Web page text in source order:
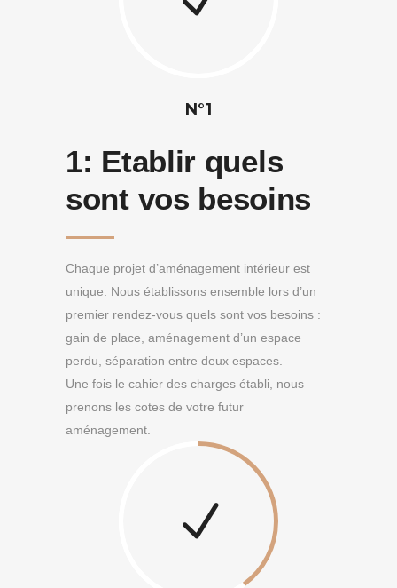
N°1
1: Etablir quels
sont vos besoins
Chaque projet d’aménagement intérieur est
unique. Nous établissons ensemble lors d’un
premier rendez-vous quels sont vos besoins :
gain de place, aménagement d’un espace
perdu, séparation entre deux espaces.
Une fois le cahier des charges établi, nous
prenons les cotes de votre futur
aménagement.